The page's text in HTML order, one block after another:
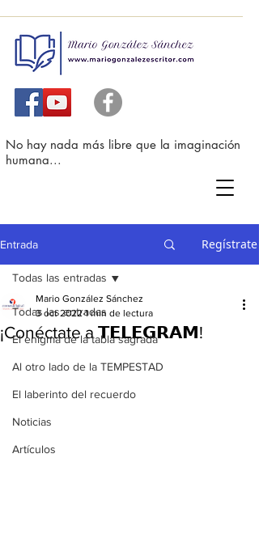
No hay nada más libre que la imaginación
humana...
Entrada Regístrate
Todas las entradas
El enigma de la tabla sagrada
Al otro lado de la TEMPESTAD
El laberinto del recuerdo
Noticias
Artículos
Todas las entradas
¡Conéctate a 𝗧𝗘𝗟𝗘𝗚𝗥𝗔𝗠!
Mario González Sánchez
3 oct 2022 1 min de lectura